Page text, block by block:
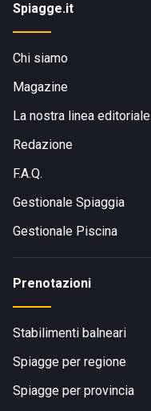
Spiagge.it
Chi siamo
Magazine
La nostra linea editoriale
Redazione
F.A.Q.
Gestionale Spiaggia
Gestionale Piscina
Prenotazioni
Stabilimenti balneari
Spiagge per regione
Spiagge per provincia